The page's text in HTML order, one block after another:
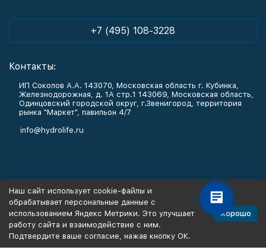
+7 (495) 108-3228
Контакты:
ИП Соколов А.А. 143070, Московская область г. Кубинка,
Железнодорожная, д. 1А стр.1 143069, Московская область,
Одинцовский городской округ, г.Звенигород, территория
рынка "Маркет", павильон 4/7
info@hydrolife.ru
Информация
Наш сайт использует cookie-файлы и
обрабатывает персональные данные с
использованием Яндекс Метрики. Это улучшает
работу сайта и взаимодействие с ним.
Подтвердите ваше согласие, нажав кнопку ОК.
Хорошо